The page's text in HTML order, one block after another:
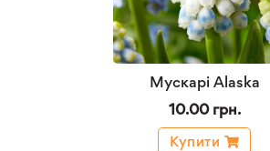
Мускарі Alaska
10.00 грн.
Купити